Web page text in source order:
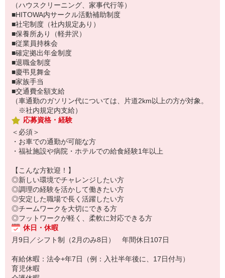
（ハウスクリーニング、家事代行等）
■HITOWA内サークル活動補助制度
■社宅制度（社内規定あり）
■保養所あり（軽井沢）
■従業員持株会
■確定拠出年金制度
■退職金制度
■慶弔見舞金
■家族手当
■交通費全額支給
（車通勤のガソリン代については、片道2km以上の方が対象。
※社内規定内支給）
応募資格・経験
＜必須＞
・お車での通勤が可能な方
・福祉施設や病院・ホテルでの給食経験1年以上
【こんな方歓迎！】
◎新しい環境でチャレンジしたい方
◎調理の経験を活かして働きたい方
◎安定した職場で長く活躍したい方
◎チームワークを大切にできる方
◎フットワークが軽く、柔軟に対応できる方
休日・休暇
月9日／シフト制（2月のみ8日） 年間休日107日
有給休暇：法令+年7日（例：入社半年後に、17日付与）
育児休暇